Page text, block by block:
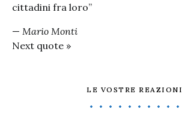
cittadini fra loro”
— Mario Monti
Next quote »
LE VOSTRE REAZIONI